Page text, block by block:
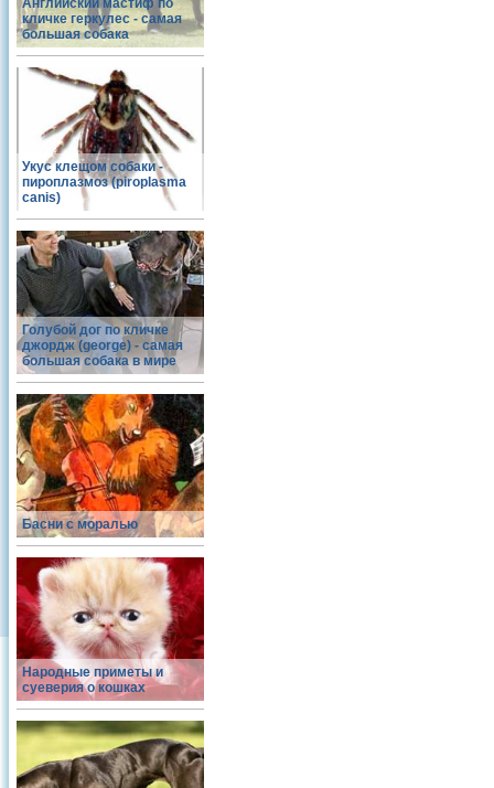
Английский мастиф по
кличке геркулес - самая
большая собака
Укус клещом собаки -
пироплазмоз (piroplasma
canis)
Голубой дог по кличке
джордж (george) - самая
большая собака в мире
Басни с моралью
Народные приметы и
суеверия о кошках